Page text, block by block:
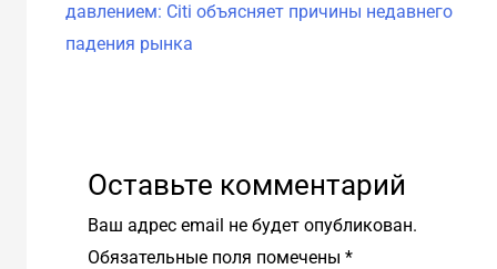
давлением: Citi объясняет причины недавнего
падения рынка
Оставьте комментарий
Ваш адрес email не будет опубликован.
Обязательные поля помечены *